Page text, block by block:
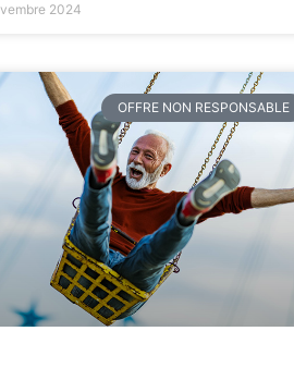
2024
OFFRE NON RESPONSABLE